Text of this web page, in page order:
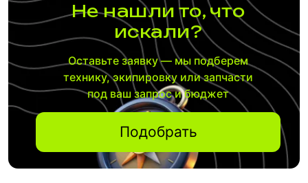
Не нашли то, что
искали?
Оставьте заявку — мы подберем
технику, экипировку или запчасти
под ваш запрос и бюджет
Подобрать